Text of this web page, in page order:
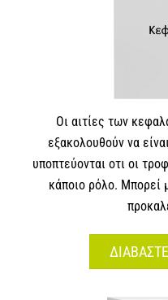
Οι αιτίες των
εξακολουθούν να
υποπτεύονται οτι οι
κάποιο ρόλο. Μπορεί